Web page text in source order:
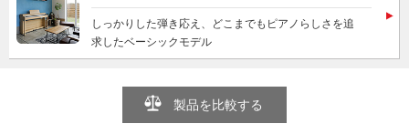
しっかりした弾き応え、どこまでもピアノらしさを追
求したベーシックモデル
製品を比較する